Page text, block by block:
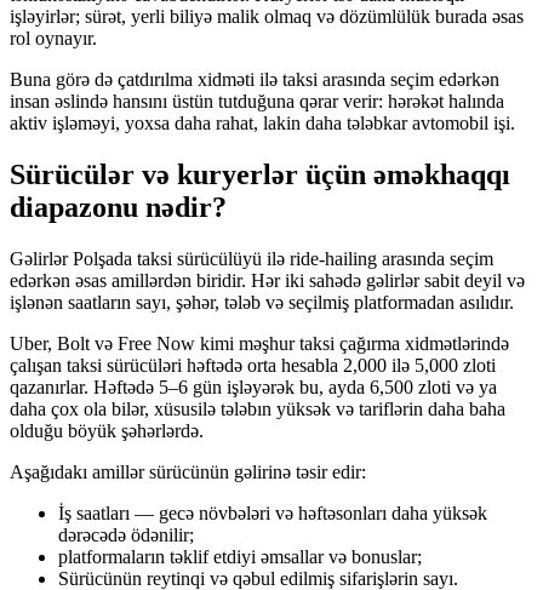
işləyirlər; sürət, yerli biliyə malik olmaq və dözümlülük burada əsas
rol oynayır.
Buna görə də çatdırılma xidməti ilə taksi arasında seçim edərkən
insan əslində hansını üstün tutduğuna qərar verir: hərəkət halında
aktiv işləməyi, yoxsa daha rahat, lakin daha tələbkar avtomobil işi.
Sürücülər və kuryerlər üçün əməkhaqqı
diapazonu nədir?
Gəlirlər Polşada taksi sürücülüyü ilə ride-hailing arasında seçim
edərkən əsas amillərdən biridir. Hər iki sahədə gəlirlər sabit deyil və
işlənən saatların sayı, şəhər, tələb və seçilmiş platformadan asılıdır.
Uber, Bolt və Free Now kimi məşhur taksi çağırma xidmətlərində
çalışan taksi sürücüləri həftədə orta hesabla 2,000 ilə 5,000 zloti
qazanırlar. Həftədə 5–6 gün işləyərək bu, ayda 6,500 zloti və ya
daha çox ola bilər, xüsusilə tələbın yüksək və tariflərin daha baha
olduğu böyük şəhərlərdə.
Aşağıdakı amillər sürücünün gəlirinə təsir edir:
İş saatları — gecə növbələri və həftəsonları daha yüksək
dərəcədə ödənilir;
platformaların təklif etdiyi əmsallar və bonuslar;
Sürücünün reytinqi və qəbul edilmiş sifarişlərin sayı.